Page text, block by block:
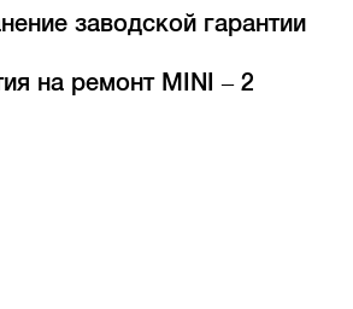
заводской гарантии
на ремонт MINI – 2